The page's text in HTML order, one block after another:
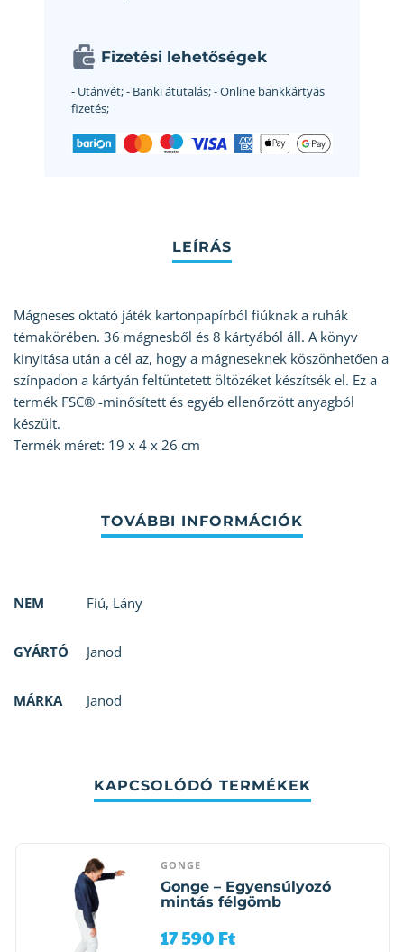
Fizetési lehetőségek
- Utánvét;- Banki átutalás;- Online bankkártyás
fizetés;
Mágneses oktató játék kartonpapírból fiúknak a ruhák
témakörében. 36 mágnesből és 8 kártyából áll. A könyv
kinyitása után a cél az, hogy a mágneseknek köszönhetően a
színpadon a kártyán feltüntetett öltözéket készítsék el. Ez a
termék FSC® -minősített és egyéb ellenőrzött anyagból
készült.
Termék méret: 19 x 4 x 26 cm
NEM Fiú, Lány
GYÁRTÓ Janod
MÁRKA Janod
KAPCSOLÓDÓ TERMÉKEK
GONGE
Gonge – Egyensúlyozó
mintás félgömb
17 590 Ft